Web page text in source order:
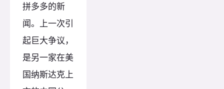
拼多多的新
闻。上一次引
起巨大争议，
是另一家在美
国纳斯达克上